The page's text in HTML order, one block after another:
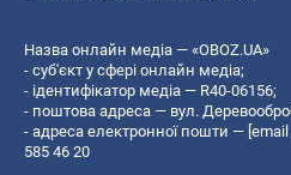
Назва онлайн медіа — «OBOZ.UA»
- суб'єкт у сфері онлайн медіа;
- ідентифікатор медіа — R40-06156;
- поштова адреса — вул.
- адреса електронної пошти —
585 46 20